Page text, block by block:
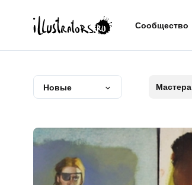
Сообщество
Новые Мастера